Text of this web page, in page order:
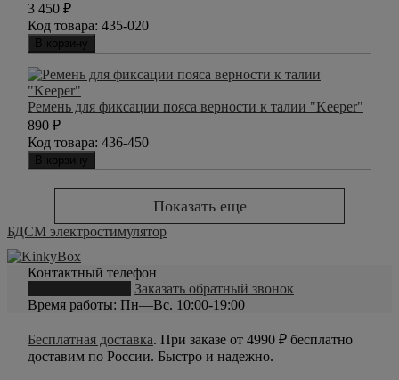
3 450 ₽
Код товара: 435-020
В корзину
Ремень для фиксации пояса верности к талии "Keeper"
890 ₽
Код товара: 436-450
В корзину
Показать еще
БДСМ электростимулятор
Контактный телефон
Заказать обратный звонок
Время работы: Пн—Вс. 10:00-19:00
Бесплатная доставка. При заказе от 4990 ₽ бесплатно
доставим по России. Быстро и надежно.